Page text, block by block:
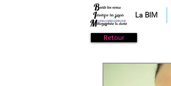
La BIM
Retour